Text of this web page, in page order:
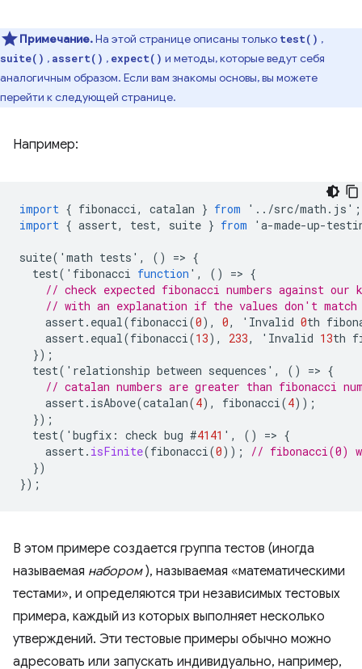
Примечание.На этой странице описаны только test() ,
suite() , assert() , expect() и методы, которые ведут себя
аналогичным образом. Если вам знакомы основы, вы можете
перейти к следующей странице.
Например:
import { fibonacci, catalan } from ' .. /src/math . js ' ;
import { assert, test, suite } from ' a-made-up-
suite( ' math tests ' , () => {
test( ' fibonacci function ' , () => {
// check expected fibonacci numbers against our
// with an explanation if the values don't match
assert. equal(fibonacci(0), 0, ' Invalid 0th
assert. equal(fibonacci(13), 233, ' Invalid 13th
});
test( ' relationship between sequences ' , () => {
// catalan numbers are greater than fibonacci
assert. isAbove(catalan(4), fibonacci(4));
});
test( ' bugfix : check bug #4141 ' , () => {
assert. isFinite(fibonacci(0));
// fibonacci(0)
})
});
В этом примере создается группа тестов (иногда
называемая набором), называемая «математическими
тестами», и определяются три независимых тестовых
примера, каждый из которых выполняет несколько
утверждений. Эти тестовые примеры обычно можно
адресовать или запускать индивидуально, например,